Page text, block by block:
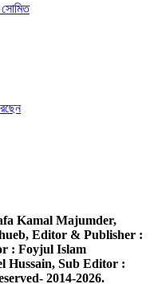
সোমিত
Kamal Majumder,
Editor & Publisher :
: Foyjul Islam
Hussain, Sub Editor :
2014-2026.